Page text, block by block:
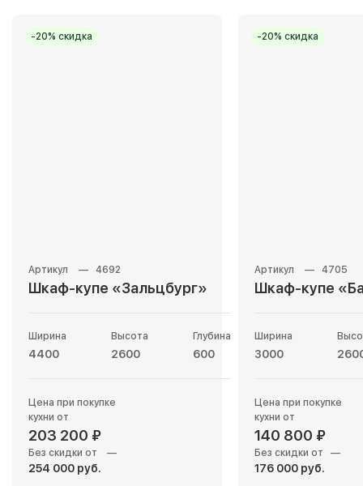
-20% скидка
4692
Шкаф-купе «Зальцбург»
Ширина
4400
Высота
2600
Глубина
600
Цена при покупке
кухни от
203 200 ₽
Без скидки от —
254 000 руб.
-20% скидка
4705
Шкаф-купе
Ширина
3000
Цена при покупке
кухни от
140 800 ₽
Без скидки от —
176 000 руб.